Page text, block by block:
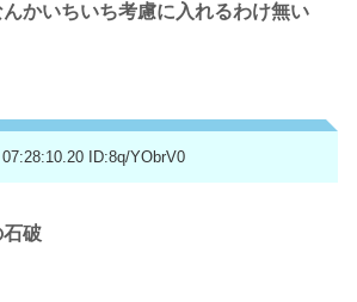
んかいちいち考慮に入れるわけ無い
ID:8q/YObrV0
破